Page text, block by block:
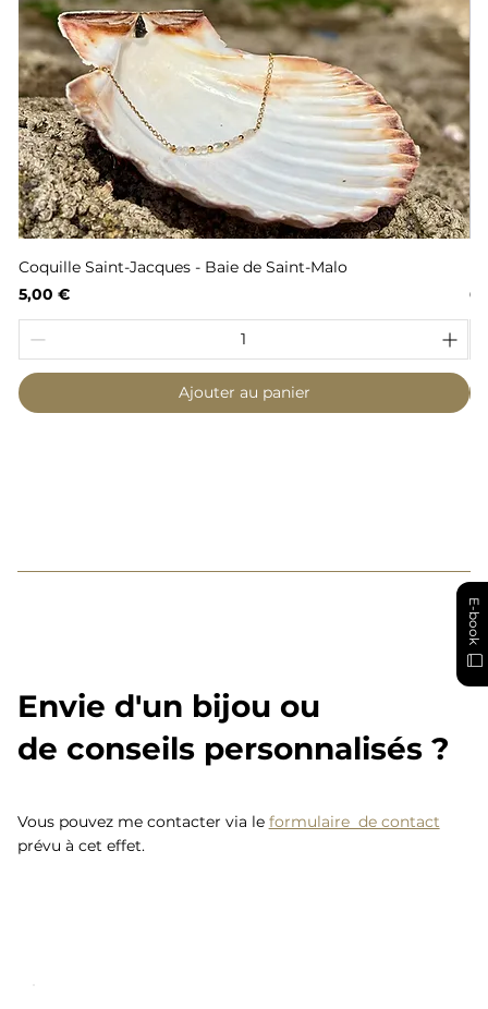
Coquille Saint-Jacques - Baie de Saint-Malo
Prix
5,00 €
Ajouter au panier
Envie d'un bijou ou
de conseils personnalisés ?
Vous pouvez me contacter via le formulaire de contact
prévu à cet effet.
E-book